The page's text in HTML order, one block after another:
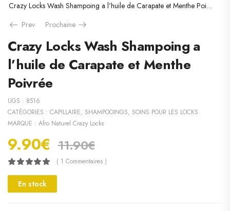
Crazy Locks Wash Shampoing a l’huile de Carapate et Menthe Poivrée
Prev
Prochaine
Crazy Locks Wash Shampoing a
l’huile de Carapate et Menthe
Poivrée
UGS : 8516
CATÉGORIES : CAPILLAIRE, SHAMPOOINGS, SOINS POUR LES LOCKS
MARQUE : Afro Naturel Crazy Locks
9.90€ 11.90€
( 1 Commentaires )
En stock